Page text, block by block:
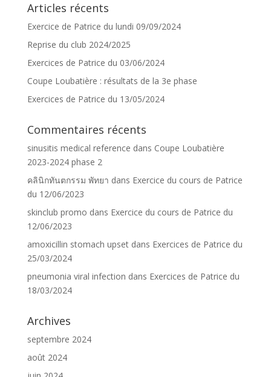
Articles récents
Exercice de Patrice du lundi 09/09/2024
Reprise du club 2024/2025
Exercices de Patrice du 03/06/2024
Coupe Loubatière : résultats de la 3e phase
Exercices de Patrice du 13/05/2024
Commentaires récents
sinusitis medical reference dans Coupe Loubatière
2023-2024 phase 2
คลินิกทันตกรรม พัทยา dans Exercice du cours de Patrice
du 12/06/2023
skinclub promo dans Exercice du cours de Patrice du
12/06/2023
amoxicillin stomach upsetdans Exercices de Patrice du
25/03/2024
pneumonia viral infection dans Exercices de Patrice du
18/03/2024
Archives
septembre 2024
août 2024